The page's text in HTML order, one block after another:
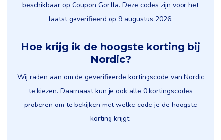
beschikbaar op Coupon Gorilla. Deze codes zijn voor het
laatst geverifieerd op 9 augustus 2026.
Hoe krijg ik de hoogste korting bij
Nordic?
Wij raden aan om de geverifieerde kortingscode van Nordic
te kiezen. Daarnaast kun je ook alle 0 kortingscodes
proberen om te bekijken met welke code je de hoogste
korting krijgt.